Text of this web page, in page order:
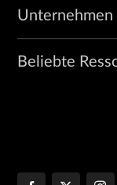
Unternehmen
Beliebte